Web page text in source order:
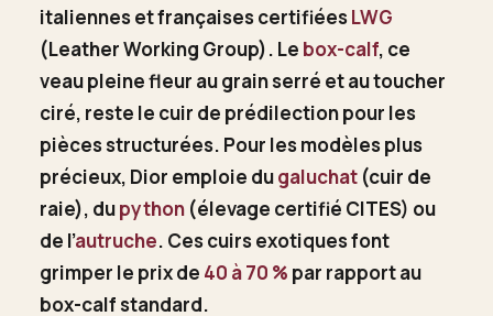
italiennes et françaises certifiées LWG
(Leather Working Group). Le box-calf, ce
veau pleine fleur au grain serré et au toucher
ciré, reste le cuir de prédilection pour les
pièces structurées. Pour les modèles plus
précieux, Dior emploie dugaluchat (cuir de
raie), dupython (élevage certifié CITES) ou
de l’autruche. Ces cuirs exotiques font
grimper le prix de 40 à 70 % par rapport au
box-calf standard.